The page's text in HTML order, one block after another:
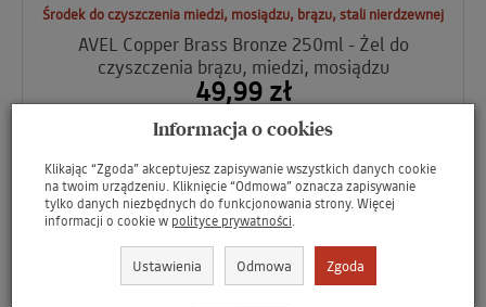
Środek do czyszczenia miedzi, mosiądzu, brązu, stali nierdzewnej
AVEL Copper Brass Bronze 250ml - Żel do
czyszczenia brązu, miedzi, mosiądzu
49,99 zł
+ DO KOSZYKA
Informacja o cookies
Klikając “Zgoda” akceptujesz zapisywanie wszystkich danych cookie
na twoim urządzeniu. Kliknięcie “Odmowa” oznacza zapisywanie
tylko danych niezbędnych do funkcjonowania strony. Więcej
informacji o cookie w polityce prywatności.
Ustawienia Odmowa Zgoda